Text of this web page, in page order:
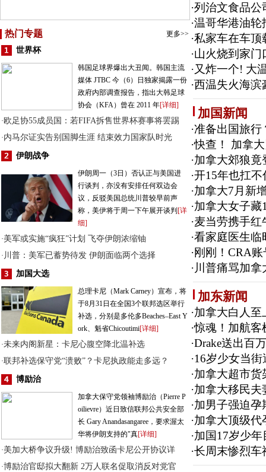
热门专题 更多>>
世界杯
韩国足球界爆出大丑闻。韩国主流
媒体 JTBC 今（6）日独家揭露一份
政府内部调查报告，指出大韩足球
协会（KFA）曾在 2011 年[详细]
·欧足协55成员国：若FIFA拆售世界杯赛事将罢踢
·内马尔证实告别国脚生涯 结束效力国家队时光
伊朗战争
伊朗周一（3日）否认正与美国进
行谈判，亦没有安排任何双边会
议，反驳美国总统川普较早前声
称，美伊将于周一下午展开谈判 [详
细]
·美军或实施“疯狂”计划 飞夺伊朗浓缩铀
· 川普：美军已蓄势待发 伊朗面临两个选择
加国大选
总理卡尼（Mark Carney）宣布，将
于8月31日在全国3个联邦选区举行
补选，分别是多伦多Beaches–East Y
ork、魁省Chicoutimi[详细]
·未来内阁新星：卡尼心腹空降北温补选
·联邦补选保守党“溃败”？卡尼执政能走多远？
博励治
加拿大保守党领袖博励治（Pierre P
oilievre）近日致信联邦公共安全部
长 Gary Anandasangaree，要求渥太
华将伊朗支持的"真[详细]
·美加大桥争议升级! 博励治致函卡尼公开协议详
·博励治官邸拟大翻新 2万人联名促取消反对党官
·列治文食品公
·温哥华港油轮
·私家车在车顶
·山火烧到家门
·又炸一个! 大
·西温失火海滨
加国新闻
·准备出国旅行
·快查！ 加拿
·加拿大郊狼竟
·开15年也扛
·加拿大7月新
·加拿大女子藏
·麦当劳携手红
·看家庭医生临
·刚刚！CRA
·川普痛骂加
加东新闻
·加拿大白人至
·惊魂！加航客
·Drake送出百
·16岁少女当
·加拿大超市货
·加拿大移民夫
·加男子强迫孕
·加拿大顶级代
·加国17岁少
·长周末惨烈车